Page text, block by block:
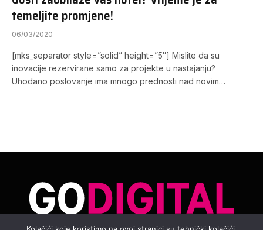
temeljite promjene!
06/03/2020
[mks_separator style=”solid” height=”5″] Mislite da su
inovacije rezervirane samo za projekte u nastajanju?
Uhodano poslovanje ima mnogo prednosti nad novim…